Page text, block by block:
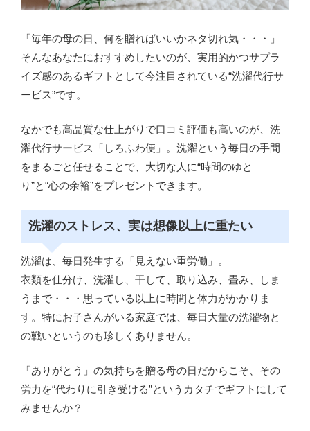
「毎年の母の日、何を贈ればいいかネタ切れ気・・・」
そんなあなたにおすすめしたいのが、実用的かつサプラ
イズ感のあるギフトとして今注目されている“洗濯代行サ
ービス”です。
なかでも高品質な仕上がりで口コミ評価も高いのが、洗
濯代行サービス「しろふわ便」。洗濯という毎日の手間
をまるごと任せることで、大切な人に“時間のゆと
り”と“心の余裕”をプレゼントできます。
洗濯のストレス、実は想像以上に重たい
洗濯は、毎日発生する「見えない重労働」。
衣類を仕分け、洗濯し、干して、取り込み、畳み、しま
うまで・・・思っている以上に時間と体力がかかりま
す。特にお子さんがいる家庭では、毎日大量の洗濯物と
の戦いというのも珍しくありません。
「ありがとう」の気持ちを贈る母の日だからこそ、その
労力を“代わりに引き受ける”というカタチでギフトにして
みませんか？